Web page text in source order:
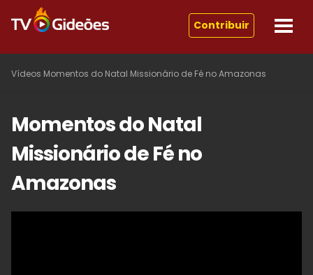
Contribuir
Vídeos Momentos do Natal Missionário de Fé no Amazonas
Momentos do Natal
Missionário de Fé no
Amazonas